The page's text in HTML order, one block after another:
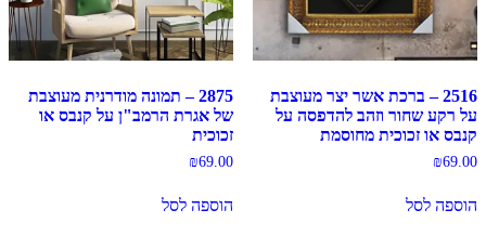
2516 – ברכת אשר יצר מעוצבת
על רקע שחור וזהב להדפסה על
קנבס או זכוכית מחוסמת
₪69.00
הוספה לסל
2875 – תמונה מודרנית מעוצבת
של אגרת הרמב"ן על קנבס או
זכוכית
₪69.00
הוספה לסל